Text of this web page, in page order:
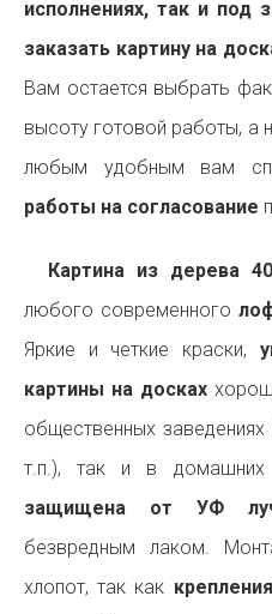
исполнениях, так и под
заказать картину на
Вам остается выбрать
высоту готовой работы, а
любым удобным вам
работы на согласование
Картина из дерева
любого современного
Яркие и четкие краски,
картины на досках
общественных
т.п.), так и в домашних
защищена от УФ
безвредным лаком.
хлопот, так как